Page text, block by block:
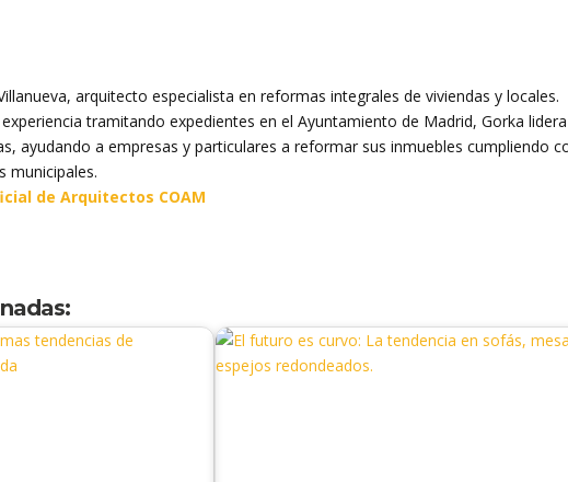
arquitecto especialista en reformas integrales de viviendas y locales.
tramitando expedientes en el Ayuntamiento de Madrid, Gorka
ayudando a empresas y particulares a reformar sus inmuebles cumpliendo
municipales.
de Arquitectos COAM